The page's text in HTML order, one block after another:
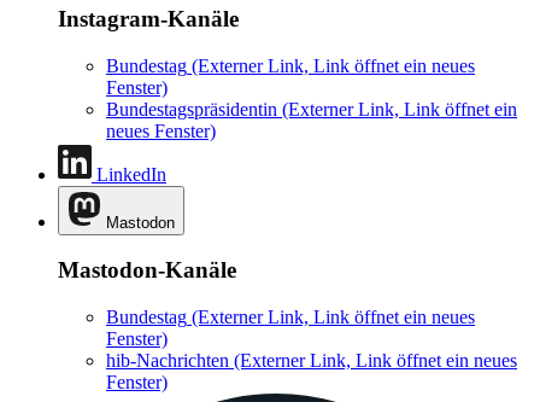
Instagram-Kanäle
Bundestag (Externer Link, Link öffnet ein neues
Fenster)
Bundestagspräsidentin (Externer Link, Link öffnet ein
neues Fenster)
LinkedIn
Mastodon
Mastodon-Kanäle
Bundestag (Externer Link, Link öffnet ein neues
Fenster)
hib-Nachrichten (Externer Link, Link öffnet ein neues
Fenster)